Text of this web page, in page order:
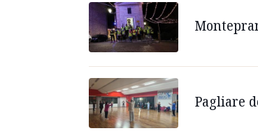
Pagliare